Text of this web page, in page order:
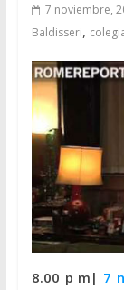
7 noviembre,
Baldisseri,
8.00 p m| 7